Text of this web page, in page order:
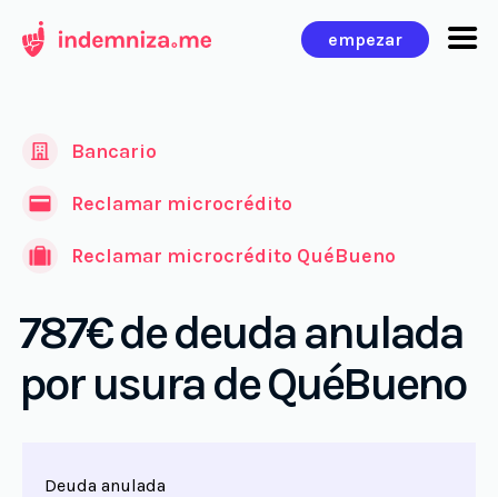
empezar
Bancario
Reclamar microcrédito
Reclamar microcrédito QuéBueno
787€ de deuda anulada
por usura de QuéBueno
Deuda anulada